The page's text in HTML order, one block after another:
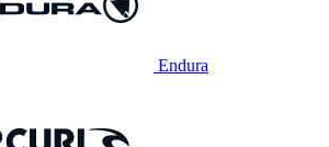
Endura